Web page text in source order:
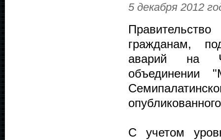
5 декабря 2012
гражданам,
аварий на
объединении
С учетом